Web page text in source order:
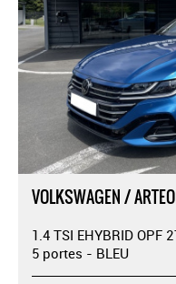
VOLKSWAGEN /
1.4 TSI EHYBRID OPF
5 portes - BLEU